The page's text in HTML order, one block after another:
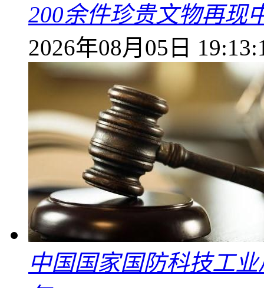
200余件珍贵文物再现
2026年08月05日
中国国家国防科技工